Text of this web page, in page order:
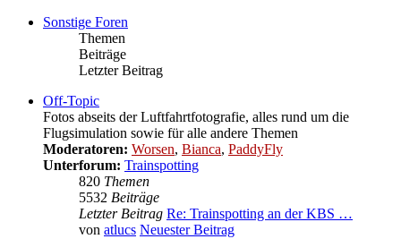
Sonstige Foren
Themen
Beiträge
Letzter Beitrag
Off-Topic
Fotos abseits der Luftfahrtfotografie, alles rund um die
Flugsimulation sowie für alle andere Themen
Moderatoren: Worsen, Bianca, PaddyFly
Unterforum: Trainspotting
820 Themen
5532 Beiträge
Letzter Beitrag Re: Trainspotting an der KBS …
von atlucs Neuester Beitrag